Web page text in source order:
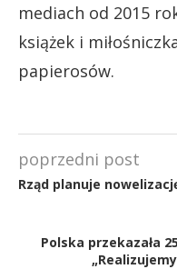
mediach od 2015
książek i
papierosów.
poprzedni post
Rząd planuje
Polska przekazała